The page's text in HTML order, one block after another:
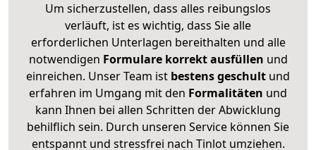
Um sicherzustellen, dass alles reibungslos
verläuft, ist es wichtig, dass Sie alle
erforderlichen Unterlagen bereithalten und alle
notwendigen Formulare korrekt ausfüllen und
einreichen. Unser Team ist bestens geschult und
erfahren im Umgang mit den Formalitäten und
kann Ihnen bei allen Schritten der Abwicklung
behilflich sein. Durch unseren Service können Sie
entspannt und stressfrei nach Tinlot umziehen.